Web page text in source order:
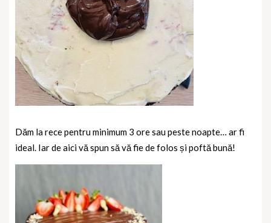
Dăm la rece pentru minimum 3 ore sau peste noapte… ar fi
ideal. Iar de aici vă spun să vă fie de folos și poftă bună!